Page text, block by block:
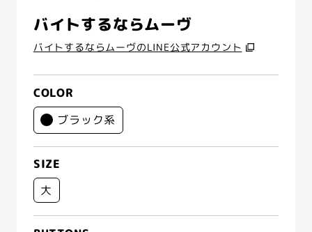
バイトするならムーヴ
バイトするならムーヴのLINE公式アカウント
COLOR
ブラック系
SIZE
大